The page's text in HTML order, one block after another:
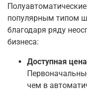
популярным типом
благодаря ряду
бизнеса:
Доступная
чем в